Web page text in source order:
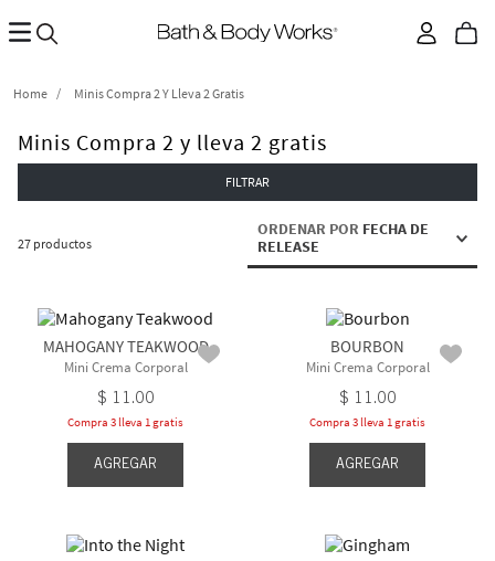
Minis Compra 2 Y Lleva 2 Gratis
Minis Compra 2 y lleva 2 gratis
FILTRAR
27 productos
ORDENAR POR FECHA DE
RELEASE
MAHOGANY TEAKWOOD
Mini Crema Corporal
$ 11 .00
Compra 3 lleva 1 gratis
AGREGAR
BOURBON
Mini Crema Corporal
$ 11 .00
Compra 3 lleva 1 gratis
AGREGAR